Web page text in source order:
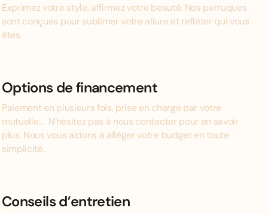
Exprimez votre style, affirmez votre beauté. Nos perruques
sont conçues pour sublimer votre allure et refléter qui vous
êtes.
Options de financement
Paiement en plusieurs fois, prise en charge par votre
mutuelle... N'hésitez pas à nous contacter pour en savoir
plus. Nous vous aidons à alléger votre budget en toute
simplicité.
Conseils d’entretien